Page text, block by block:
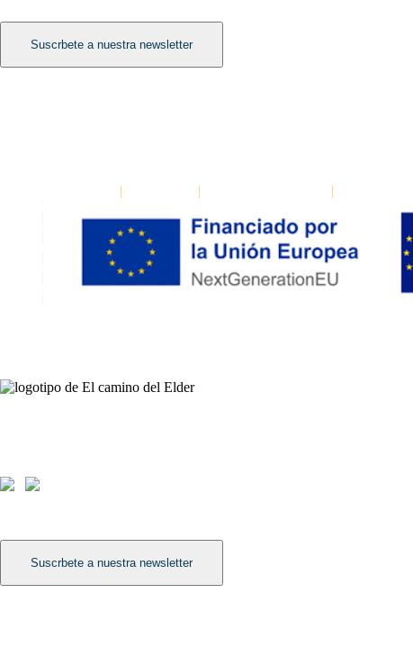
Suscrbete a nuestra newsletter
| | |
Suscrbete a nuestra newsletter